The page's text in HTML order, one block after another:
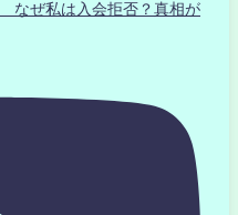
ぜ私は入会拒否？真相が